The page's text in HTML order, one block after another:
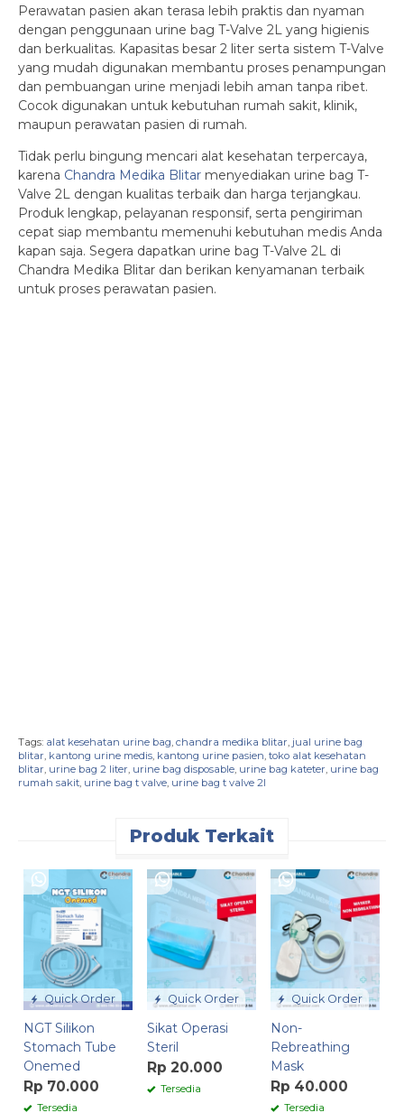
Perawatan pasien akan terasa lebih praktis dan nyaman
dengan penggunaan urine bag T-Valve 2L yang higienis
dan berkualitas. Kapasitas besar 2 liter serta sistem T-Valve
yang mudah digunakan membantu proses penampungan
dan pembuangan urine menjadi lebih aman tanpa ribet.
Cocok digunakan untuk kebutuhan rumah sakit, klinik,
maupun perawatan pasien di rumah.
Tidak perlu bingung mencari alat kesehatan terpercaya,
karena Chandra Medika Blitar menyediakan urine bag T-
Valve 2L dengan kualitas terbaik dan harga terjangkau.
Produk lengkap, pelayanan responsif, serta pengiriman
cepat siap membantu memenuhi kebutuhan medis Anda
kapan saja. Segera dapatkan urine bag T-Valve 2L di
Chandra Medika Blitar dan berikan kenyamanan terbaik
untuk proses perawatan pasien.
Tags: alat kesehatan urine bag chandra medika blitar jual urine bag
blitar kantong urine medis kantong urine pasien toko alat kesehatan
blitar urine bag 2 liter urine bag disposable urine bag kateter urine bag
rumah sakit urine bag t valve urine bag t valve 2l
Produk Terkait
Quick Order
NGT Silikon
Stomach Tube
Onemed
Rp 70.000
Tersedia
Quick Order
Sikat Operasi
Steril
Rp 20.000
Tersedia
Quick Order
Non-
Rebreathing
Mask
Rp 40.000
Tersedia